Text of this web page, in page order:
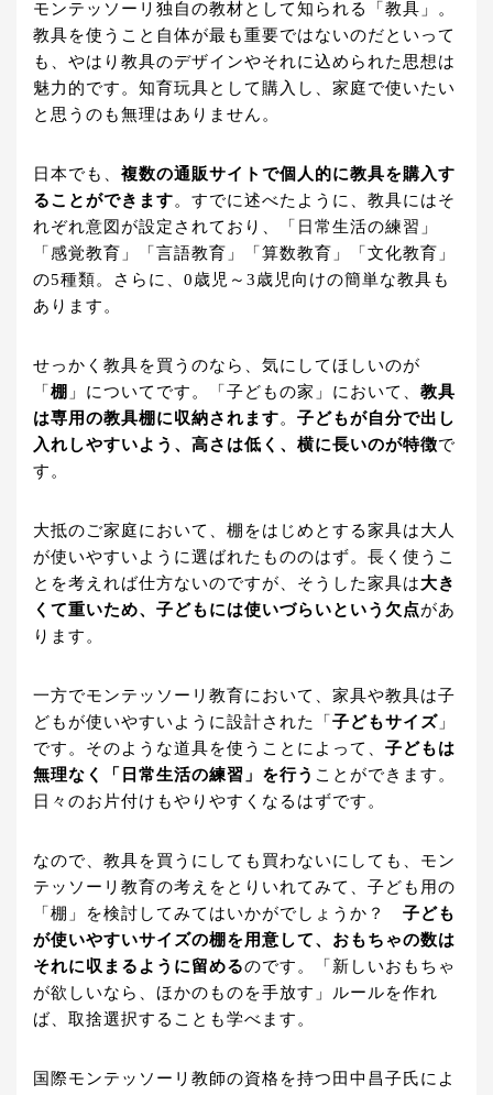
モンテッソーリ独自の教材として知られる「教具」。
教具を使うこと自体が最も重要ではないのだといって
も、やはり教具のデザインやそれに込められた思想は
魅力的です。知育玩具として購入し、家庭で使いたい
と思うのも無理はありません。
日本でも、 複数の通販サイトで個人的に教具を購入す
ることができます。すでに述べたように、教具にはそ
れぞれ意図が設定されており、「日常生活の練習」
「感覚教育」「言語教育」「算数教育」「文化教育」
の5種類。さらに、0歳児～3歳児向けの簡単な教具も
あります。
せっかく教具を買うのなら、気にしてほしいのが
「 棚 」についてです。「子どもの家」において、 教具
は専用の教具棚に収納されます。 子どもが自分で出し
入れしやすいよう、高さは低く、横に長いのが特徴で
す。
大抵のご家庭において、棚をはじめとする家具は大人
が使いやすいように選ばれたもののはず。長く使うこ
とを考えれば仕方ないのですが、そうした家具は大き
くて重いため、子どもには使いづらいという欠点があ
ります。
一方でモンテッソーリ教育において、家具や教具は子
どもが使いやすいように設計された「 子どもサイズ 」
です。そのような道具を使うことによって、 子どもは
無理なく「日常生活の練習」を行う ことができます。
日々のお片付けもやりやすくなるはずです。
なので、教具を買うにしても買わないにしても、モン
テッソーリ教育の考えをとりいれてみて、子ども用の
「棚」を検討してみてはいかがでしょうか？ 子ども
が使いやすいサイズの棚を用意して、おもちゃの数は
それに収まるように留めるのです。「新しいおもちゃ
が欲しいなら、ほかのものを手放す」ルールを作れ
ば、取捨選択することも学べます。
国際モンテッソーリ教師の資格を持つ田中昌子氏によ